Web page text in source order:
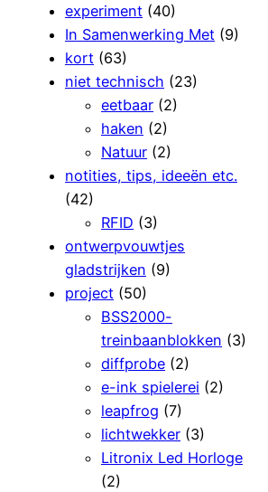
experiment (40)
In Samenwerking Met (9)
kort (63)
niet technisch (23)
eetbaar (2)
haken (2)
Natuur (2)
notities, tips, ideeën etc.
(42)
RFID (3)
ontwerpvouwtjes
gladstrijken (9)
project (50)
BSS2000-
treinbaanblokken (3)
diffprobe (2)
e-ink spielerei (2)
leapfrog (7)
lichtwekker (3)
Litronix Led Horloge
(2)